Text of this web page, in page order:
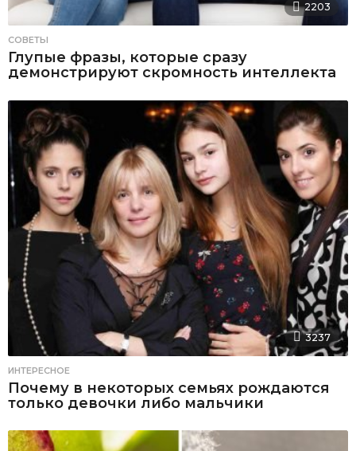
2203
СОВЕТЫ
Глупые фразы, которые сразу
демонстрируют скромность интеллекта
3237
ИНТЕРЕСНОЕ
Почему в некоторых семьях рождаются
только девочки либо мальчики